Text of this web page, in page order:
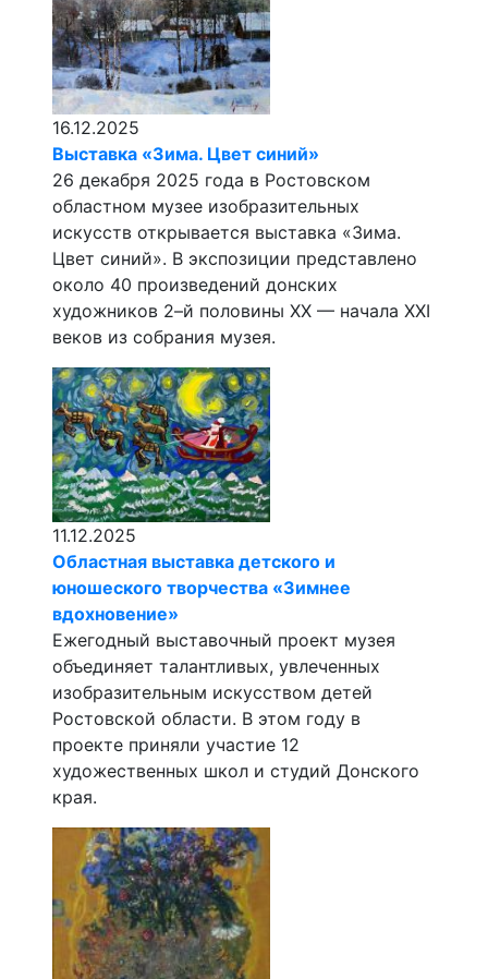
16.12.2025
Выставка «Зима. Цвет синий»
26 декабря 2025 года в Ростовском
областном музее изобразительных
искусств открывается выставка «Зима.
Цвет синий». В экспозиции представлено
около 40 произведений донских
художников 2–й половины ХХ — начала XXI
веков из собрания музея.
11.12.2025
Областная выставка детского и
юношеского творчества «Зимнее
вдохновение»
Ежегодный выставочный проект музея
объединяет талантливых, увлеченных
изобразительным искусством детей
Ростовской области. В этом году в
проекте приняли участие 12
художественных школ и студий Донского
края.